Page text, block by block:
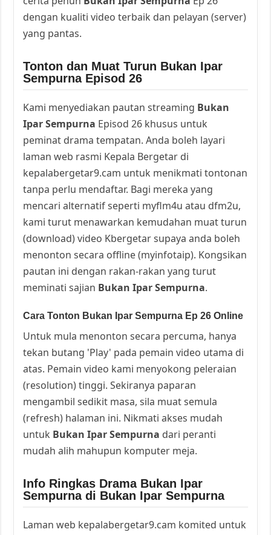
dengan kualiti video terbaik dan pelayan (server)
yang pantas.
Tonton dan Muat Turun Bukan Ipar
Sempurna Episod 26
Kami menyediakan pautan streaming Bukan
Ipar Sempurna Episod 26 khusus untuk
peminat drama tempatan. Anda boleh layari
laman web rasmi Kepala Bergetar di
kepalabergetar9.cam untuk menikmati tontonan
tanpa perlu mendaftar. Bagi mereka yang
mencari alternatif seperti myflm4u atau dfm2u,
kami turut menawarkan kemudahan muat turun
(download) video Kbergetar supaya anda boleh
menonton secara offline (myinfotaip). Kongsikan
pautan ini dengan rakan-rakan yang turut
meminati sajian Bukan Ipar Sempurna.
Cara Tonton Bukan Ipar Sempurna Ep 26 Online
Untuk mula menonton secara percuma, hanya
tekan butang 'Play' pada pemain video utama di
atas. Pemain video kami menyokong peleraian
(resolution) tinggi. Sekiranya paparan
mengambil sedikit masa, sila muat semula
(refresh) halaman ini. Nikmati akses mudah
untuk Bukan Ipar Sempurna dari peranti
mudah alih mahupun komputer meja.
Info Ringkas Drama Bukan Ipar
Sempurna di Bukan Ipar Sempurna
Laman web kepalabergetar9.cam komited untuk